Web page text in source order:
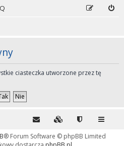
ciasteczka utworzone przez tę
® Forum Software © phpBB Limited